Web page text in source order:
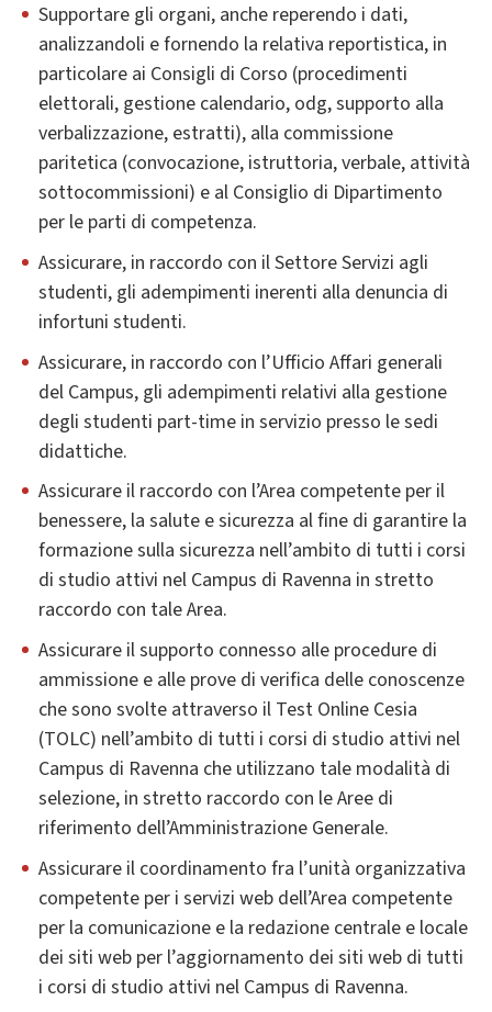
Supportare gli organi, anche reperendo i dati,
analizzandoli e fornendo la relativa reportistica, in
particolare ai Consigli di Corso (procedimenti
elettorali, gestione calendario, odg, supporto alla
verbalizzazione, estratti), alla commissione
paritetica (convocazione, istruttoria, verbale, attività
sottocommissioni) e al Consiglio di Dipartimento
per le parti di competenza.
Assicurare, in raccordo con il Settore Servizi agli
studenti, gli adempimenti inerenti alla denuncia di
infortuni studenti.
Assicurare, in raccordo con l’Ufficio Affari generali
del Campus, gli adempimenti relativi alla gestione
degli studenti part-time in servizio presso le sedi
didattiche.
Assicurare il raccordo con l’Area competente per il
benessere, la salute e sicurezza al fine di garantire la
formazione sulla sicurezza nell’ambito di tutti i corsi
di studio attivi nel Campus di Ravenna in stretto
raccordo con tale Area.
Assicurare il supporto connesso alle procedure di
ammissione e alle prove di verifica delle conoscenze
che sono svolte attraverso il Test Online Cesia
(TOLC) nell’ambito di tutti i corsi di studio attivi nel
Campus di Ravenna che utilizzano tale modalità di
selezione, in stretto raccordo con le Aree di
riferimento dell’Amministrazione Generale.
Assicurare il coordinamento fra l’unità organizzativa
competente per i servizi web dell’Area competente
per la comunicazione e la redazione centrale e locale
dei siti web per l’aggiornamento dei siti web di tutti
i corsi di studio attivi nel Campus di Ravenna.